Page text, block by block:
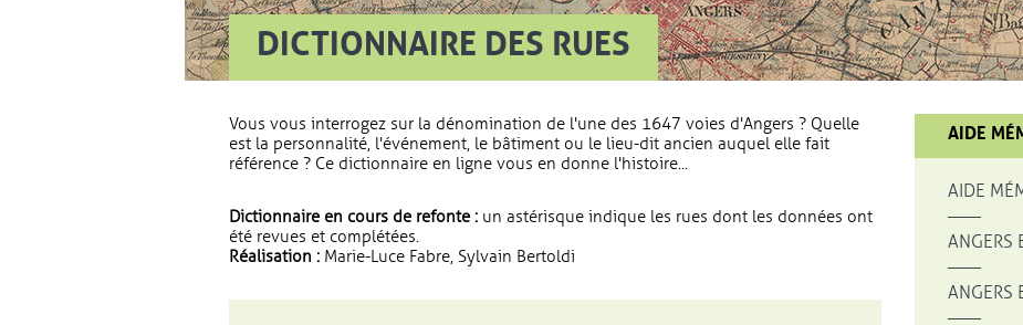
DICTIONNAIRE DES RUES
Vous vous interrogez sur la dénomination de l'une des 1647 voies d'Angers ? Quelle
est la personnalité, l'événement, le bâtiment ou le lieu-dit ancien auquel elle fait
référence ? Ce dictionnaire en ligne vous en donne l'histoire...
Dictionnaire en cours de refonte : un astérisque indique les rues dont les données ont
été revues et complétées.
Réalisation : Marie-Luce Fabre, Sylvain Bertoldi
AIDE
AIDE
ANGERS
ANGERS